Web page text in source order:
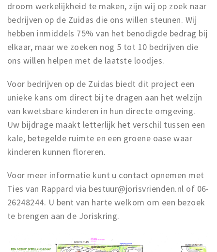
droom werkelijkheid te maken, zijn wij op zoek naar
bedrijven op de Zuidas die ons willen steunen. Wij
hebben inmiddels 75% van het benodigde bedrag bij
elkaar, maar we zoeken nog 5 tot 10 bedrijven die
ons willen helpen met de laatste loodjes.
Voor bedrijven op de Zuidas biedt dit project een
unieke kans om direct bij te dragen aan het welzijn
van kwetsbare kinderen in hun directe omgeving.
Uw bijdrage maakt letterlijk het verschil tussen een
kale, betegelde ruimte en een groene oase waar
kinderen kunnen floreren.
Voor meer informatie kunt u contact opnemen met
Ties van Rappard via bestuur@jorisvrienden.nl of 06-
26248244. U bent van harte welkom om een bezoek
te brengen aan de Joriskring.